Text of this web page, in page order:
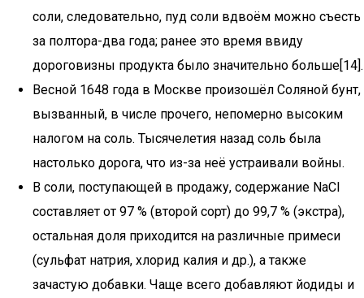
соли, следовательно, пуд соли вдвоём можно съесть
за полтора-два года; ранее это время ввиду
дороговизны продукта было значительно больше[14].
Весной 1648 года в Москве произошёл Соляной бунт,
вызванный, в числе прочего, непомерно высоким
налогом на соль. Тысячелетия назад соль была
настолько дорога, что из-за неё устраивали войны.
В соли, поступающей в продажу, содержание NaCl
составляет от 97 % (второй сорт) до 99,7 % (экстра),
остальная доля приходится на различные примеси
(сульфат натрия, хлорид калия и др.), а также
зачастую добавки. Чаще всего добавляют йодиды и